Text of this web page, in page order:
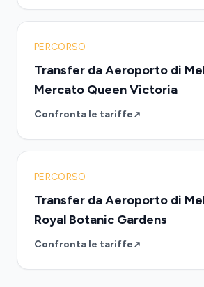
PERCORSO
Transfer da Aeroporto di
Mercato Queen Victoria
Confronta le tariffe
PERCORSO
Transfer da Aeroporto di
Royal Botanic Gardens
Confronta le tariffe